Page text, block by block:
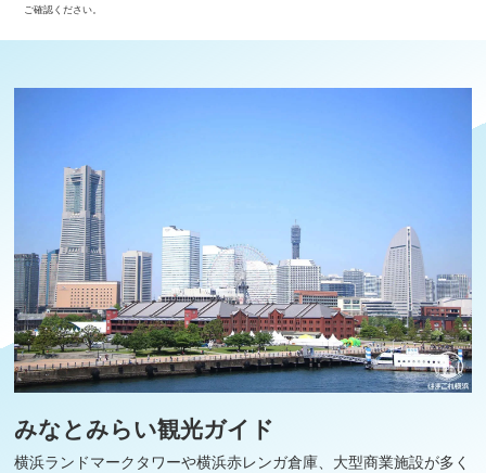
ご確認ください。
みなとみらい観光ガイド
横浜ランドマークタワーや横浜赤レンガ倉庫、大型商業施設が多く